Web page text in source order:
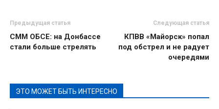
Предыдущая статья
СММ ОБСЕ: на Донбассе
стали больше стрелять
Следующая статья
КПВВ «Майорск» попал
под обстрел и не радует
очередями
ЭТО МОЖЕТ БЫТЬ ИНТЕРЕСНО